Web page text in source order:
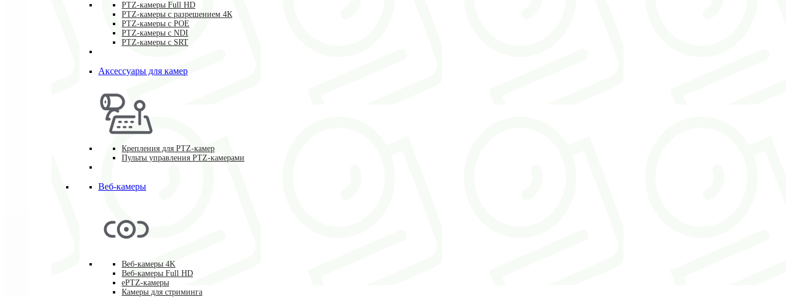
PTZ-камеры Full HD
PTZ-камеры с разрешением 4К
PTZ-камеры с POE
PTZ-камеры c NDI
PTZ-камеры с SRT
Аксессуары для камер
Крепления для PTZ-камер
Пульты управления PTZ-камерами
Веб-камеры
Веб-камеры 4K
Веб-камеры Full HD
ePTZ-камеры
Камеры для стриминга